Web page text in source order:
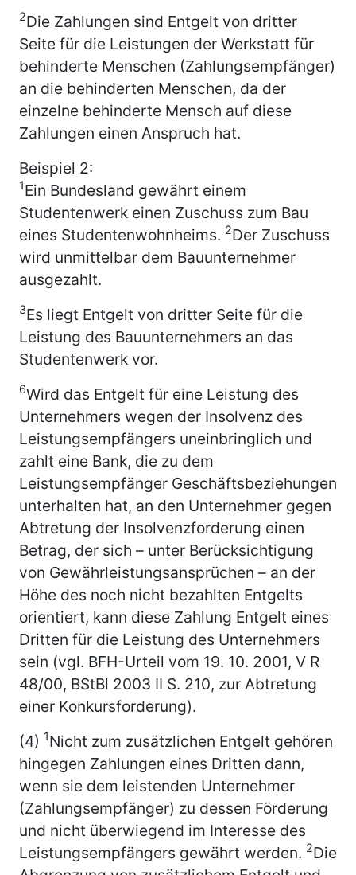
2Die Zahlungen sind Entgelt von dritter
Seite für die Leistungen der Werkstatt für
behinderte Menschen (Zahlungsempfänger)
an die behinderten Menschen, da der
einzelne behinderte Mensch auf diese
Zahlungen einen Anspruch hat.
Beispiel 2:
1Ein Bundesland gewährt einem
Studentenwerk einen Zuschuss zum Bau
eines Studentenwohnheims. 2Der Zuschuss
wird unmittelbar dem Bauunternehmer
ausgezahlt.
3Es liegt Entgelt von dritter Seite für die
Leistung des Bauunternehmers an das
Studentenwerk vor.
6Wird das Entgelt für eine Leistung des
Unternehmers wegen der Insolvenz des
Leistungsempfängers uneinbringlich und
zahlt eine Bank, die zu dem
Leistungsempfänger Geschäftsbeziehungen
unterhalten hat, an den Unternehmer gegen
Abtretung der Insolvenzforderung einen
Betrag, der sich – unter Berücksichtigung
von Gewährleistungsansprüchen – an der
Höhe des noch nicht bezahlten Entgelts
orientiert, kann diese Zahlung Entgelt eines
Dritten für die Leistung des Unternehmers
sein (vgl. BFH-Urteil vom 19. 10. 2001, V R
48/00, BStBl 2003 II S. 210, zur Abtretung
einer Konkursforderung).
(4) 1Nicht zum zusätzlichen Entgelt gehören
hingegen Zahlungen eines Dritten dann,
wenn sie dem leistenden Unternehmer
(Zahlungsempfänger) zu dessen Förderung
und nicht überwiegend im Interesse des
Leistungsempfängers gewährt werden. 2Die